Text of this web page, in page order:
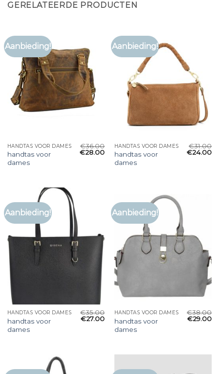
GERELATEERDE PRODUCTEN
Aanbieding!
HANDTAS VOOR DAMES
handtas voor
dames
€36.00
€28.00
Aanbieding!
HANDTAS VOOR DAMES
handtas voor
dames
€31.00
€24.00
Aanbieding!
HANDTAS VOOR DAMES
handtas voor
dames
€35.00
€27.00
Aanbieding!
HANDTAS VOOR DAMES
handtas voor
dames
€38.00
€29.00